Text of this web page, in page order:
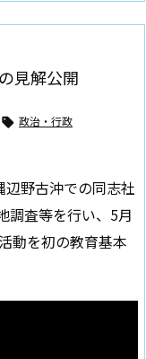
見解公開
 政治・行政
野古沖での同志社
調査等を行い、5月
動を初の教育基本